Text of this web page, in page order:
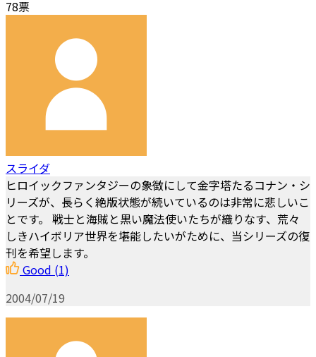
78票
スライダ
ヒロイックファンタジーの象徴にして金字塔たるコナン・シ
リーズが、長らく絶版状態が続いているのは非常に悲しいこ
とです。 戦士と海賊と黒い魔法使いたちが織りなす、荒々
しきハイボリア世界を堪能したいがために、当シリーズの復
刊を希望します。
Good (1)
2004/07/19